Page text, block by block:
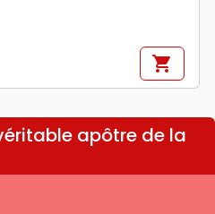
shopping_cart
apôtre de la